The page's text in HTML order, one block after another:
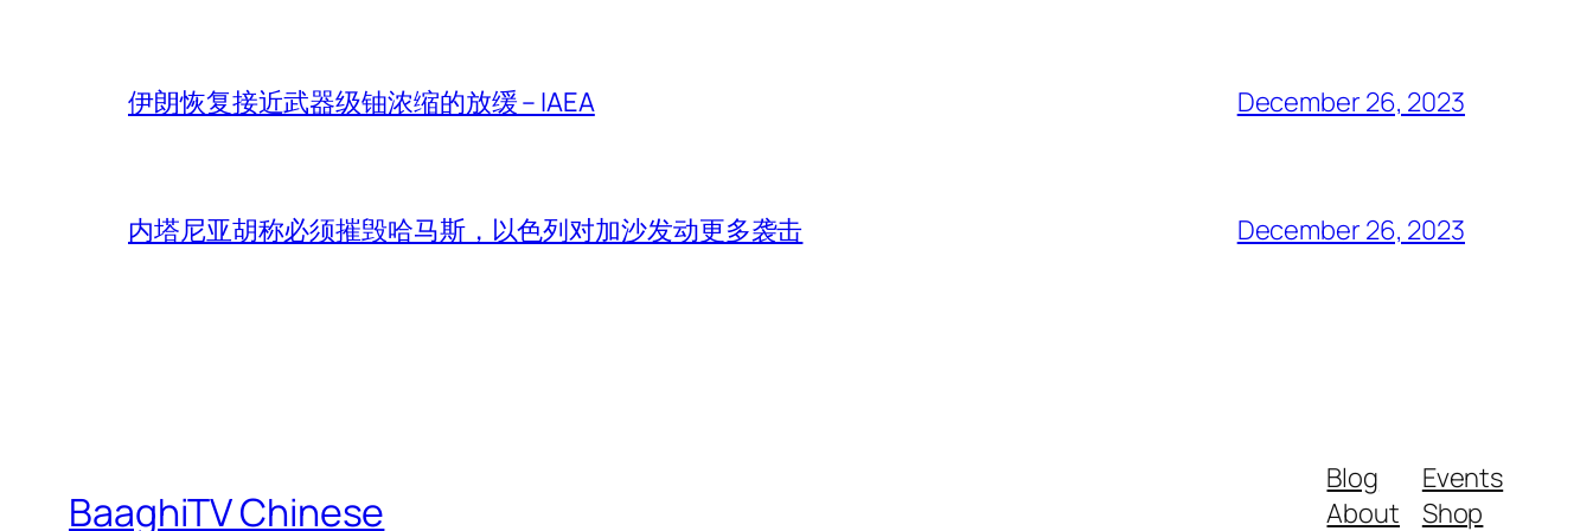
伊朗恢复接近武器级铀浓缩的放缓 – IAEA December 26, 2023
内塔尼亚胡称必须摧毁哈马斯，以色列对加沙发动更多袭击 December 26, 2023
BaaghiTV Chinese
Blog
About
Events
Shop